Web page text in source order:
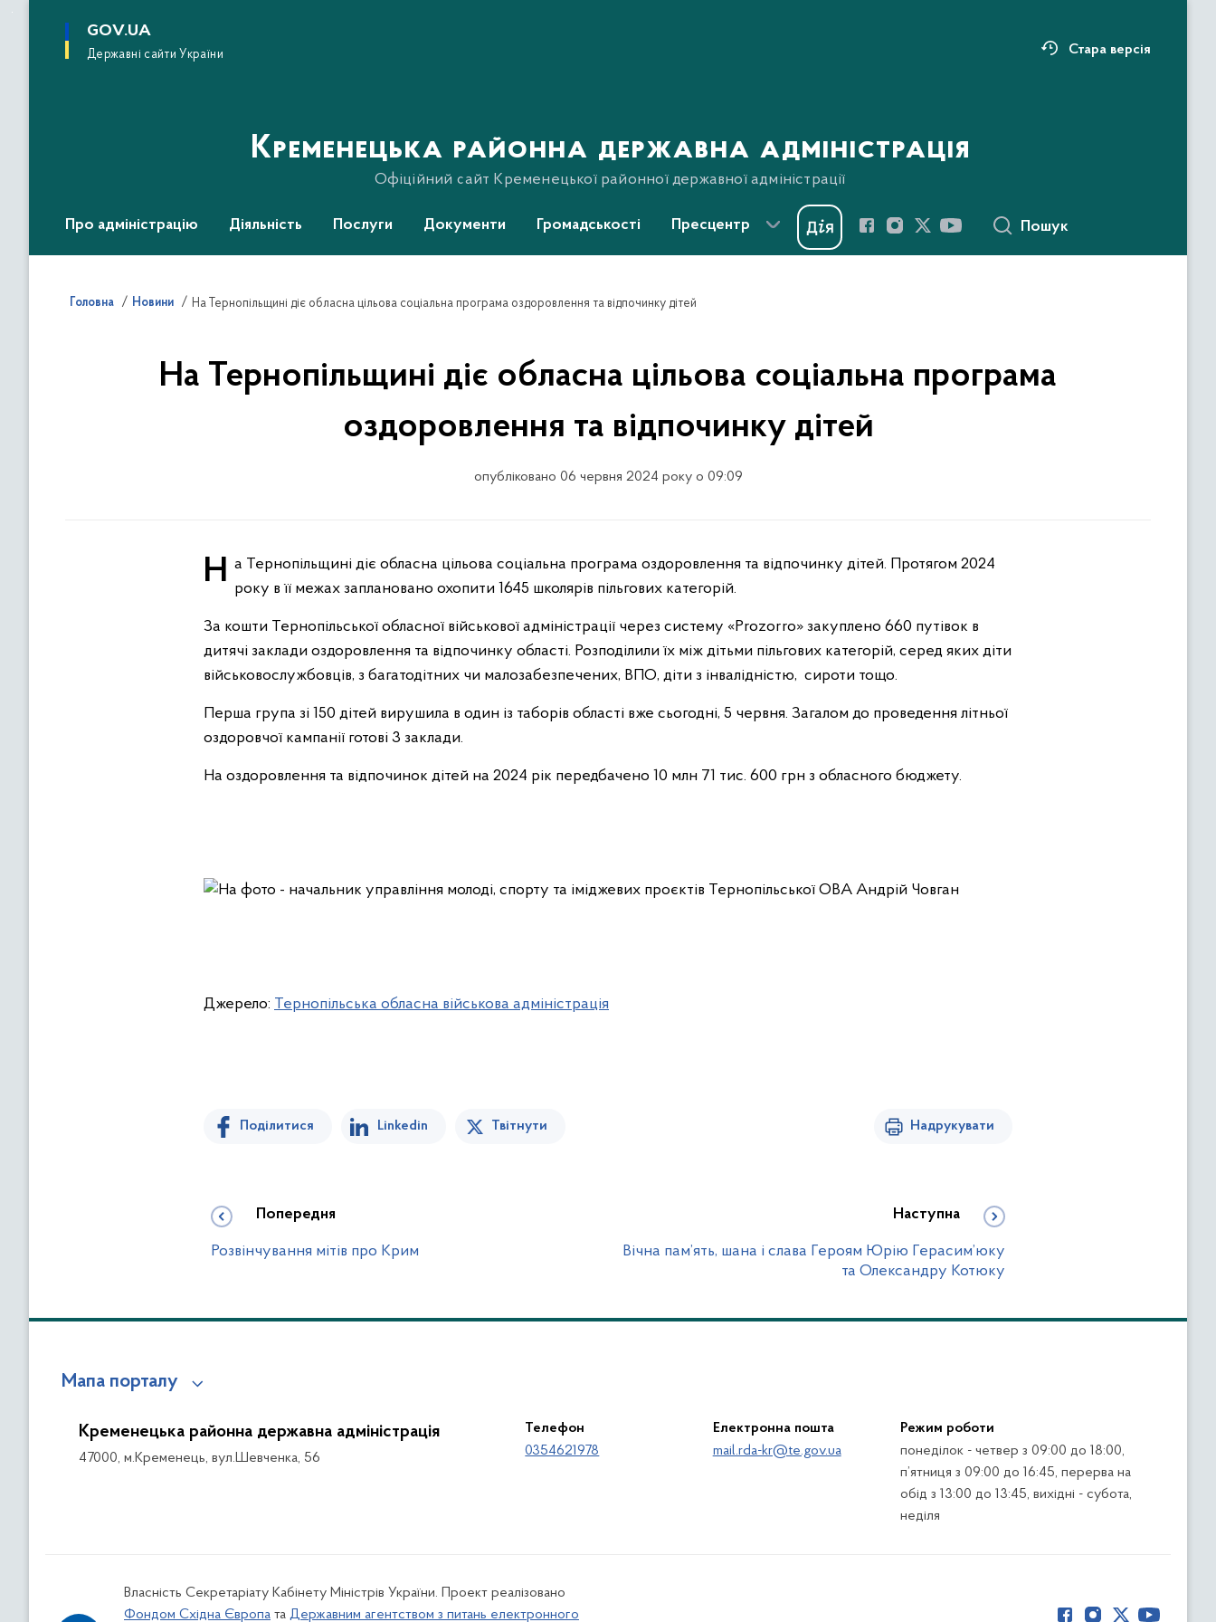
основного
GOV.UA
Державні сайти України Стара версія
Кременецька районна державна адміністрація
Офіційний сайт Кременецької районної державної адміністрації
Про адміністрацію Діяльність Послуги Документи Громадськості Пресцентр Пошук
Головна Новини На Тернопільщині діє обласна цільова соціальна програма оздоровлення та відпочинку дітей
На Тернопільщині діє обласна цільова соціальна програма
оздоровлення та відпочинку дітей
опубліковано 06 червня 2024 року о 09:09
На Тернопільщині діє обласна цільова соціальна програма оздоровлення та відпочинку дітей. Протягом 2024 року в її межах заплановано охопити 1645 школярів пільгових категорій.
За кошти Тернопільської обласної військової адміністрації через систему «Prozorro» закуплено 660 путівок в
дитячі заклади оздоровлення та відпочинку області. Розподілили їх між дітьми пільгових категорій, серед яких діти
військовослужбовців, з багатодітних чи малозабезпечених, ВПО, діти з інвалідністю, сироти тощо.
Перша група зі 150 дітей вирушила в один із таборів області вже сьогодні, 5 червня. Загалом до проведення літньої
оздоровчої кампанії готові 3 заклади.
На оздоровлення та відпочинок дітей на 2024 рік передбачено 10 млн 71 тис. 600 грн з обласного бюджету.
Джерело: Тернопільська обласна військова адміністрація
Поділитися Linkedin Твітнути Надрукувати
Попередня
Розвінчування мітів про Крим
Наступна
Вічна пам’ять, шана і слава Героям Юрію Герасим’юку
та Олександру Котюку
Мапа порталу
Кременецька районна державна адміністрація
47000, м.Кременець, вул.Шевченка, 56
Телефон
0354621978
Електронна пошта
mail.rda-kr@te.gov.ua
Режим роботи
понеділок - четвер з 09:00 до 18:00,
п’ятниця з 09:00 до 16:45, перерва на
обід з 13:00 до 13:45, вихідні - субота,
неділя
Власність Секретаріату Кабінету Міністрів України. Проект реалізовано
Фондом Східна Європа та Державним агентством з питань електронного